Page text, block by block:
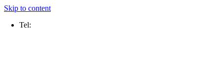
Skip to content
Tel: